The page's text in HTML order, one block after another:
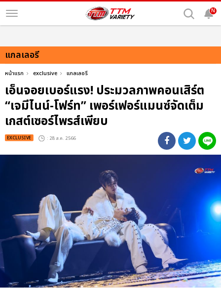
N
แกลเลอรี
หน้าแรก exclusive แกลเลอรี
เอ็นจอยเบอร์แรง! ประมวลภาพคอนเสิร์ต
“เจมีไนน์-โฟร์ท” เพอร์เฟอร์แมนซ์จัดเต็ม
เกสต์เซอร์ไพรส์เพียบ
EXCLUSIVE : 28 ส.ค. 2566